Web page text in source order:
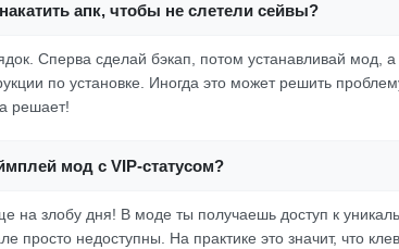
апк, чтобы не слетели сейвы?
Сперва сделай бэкап, потом устанавливай мод,
по установке. Иногда это может решить
решает!
мод с VIP-статусом?
на злобу дня! В моде ты получаешь доступ к
просто недоступны. На практике это значит, что